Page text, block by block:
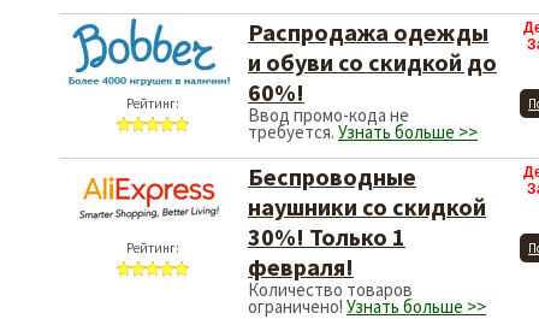
Рейтинг:
Распродажа одежды
и обуви со скидкой до
60%!
Ввод промо-кода не
требуется. Узнать больше >>
Рейтинг:
Беспроводные
наушники со скидкой
30%! Только 1
февраля!
Количество товаров
ограничено! Узнать больше >>